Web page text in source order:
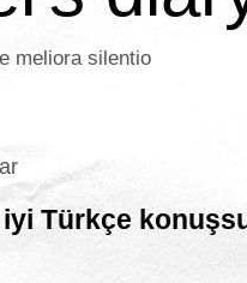
meliora silentio
Türkçe